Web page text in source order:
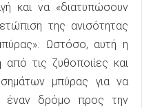
και να «διατυπώσουν
της ανισότητας
Ωστόσο, αυτή η
από τις ζυθοποιίες και
μπύρας για να
έναν δρόμο προς την